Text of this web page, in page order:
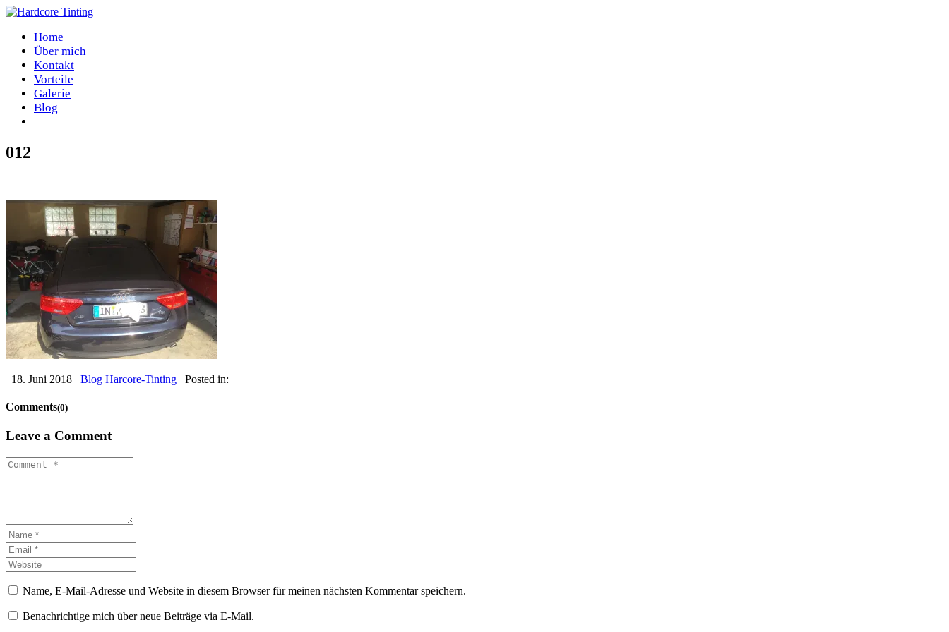
Home
Über mich
Kontakt
Vorteile
Galerie
Blog
012
18. Juni 2018 Blog Harcore-Tinting Posted in:
Comments(0)
Leave a Comment
Name, E-Mail-Adresse und Website in diesem Browser für meinen nächsten Kommentar speichern.
Benachrichtige mich über neue Beiträge via E-Mail.